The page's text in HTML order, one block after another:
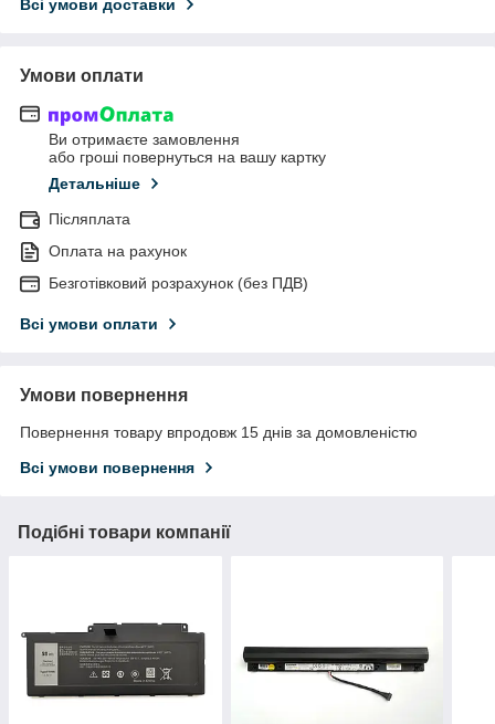
Всі умови доставки
Умови оплати
Ви отримаєте замовлення
або гроші повернуться на вашу картку
Детальніше
Післяплата
Оплата на рахунок
Безготівковий розрахунок (без ПДВ)
Всі умови оплати
Умови повернення
Повернення товару впродовж 15 днів за домовленістю
Всі умови повернення
Подібні товари компанії